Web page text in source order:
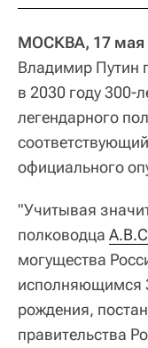
МОСКВА, 17 мая
Владимир Путин
в 2030 году 300-
легендарного
соответствующий
официального
"Учитывая
полководца
могущества
исполняющимся
рождения,
правительства